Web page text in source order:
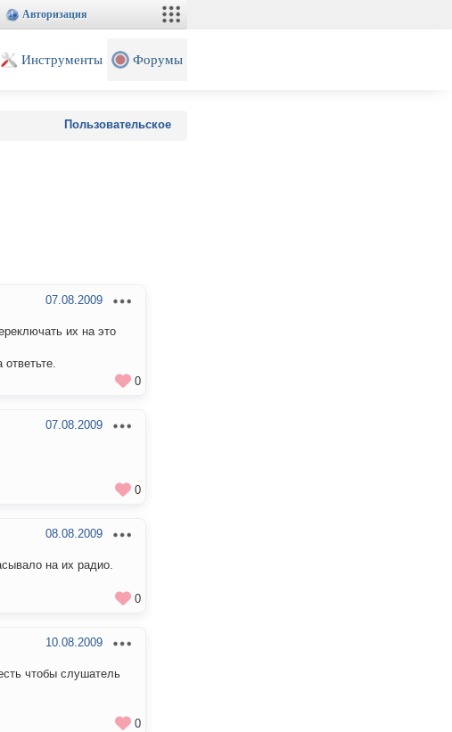
Авторизация
Инструменты Форумы
Пользовательское
07.08.2009
их на это
0
07.08.2009
0
08.08.2009
на их радио.
0
10.08.2009
чтобы слушатель
0